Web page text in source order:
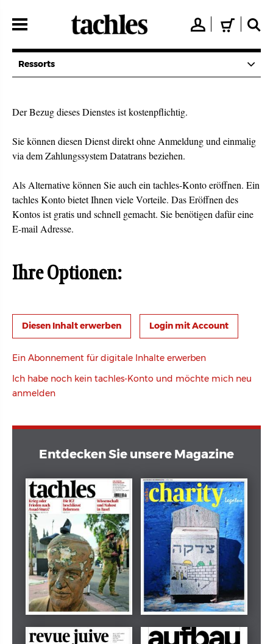
zum
👤 🛒 🔍
Ressorts
Der Bezug dieses Dienstes ist kostenpflichtig.
Sie können diesen Dienst direkt ohne Anmeldung und einmalig
via dem Zahlungssystem Datatrans beziehen.
Als Alternative können Sie auch ein tachles-Konto eröffnen. Ein
tachles Konto bietet Ihnen viele Vorteile. Das Eröffnen des
Kontos ist gratis und schnell gemacht. Sie benötigen dafür eine
E-mail Adresse.
Ihre Optionen:
Login mit Account
Ein Abonnement für digitale Inhalte erwerben
Ich habe noch kein tachles-Konto und möchte mich neu
anmelden
Entdecken Sie unsere Magazine
Dezember 2024 März 2026